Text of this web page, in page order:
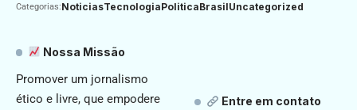
Categorias:NoticiasTecnologiaPoliticaBrasilUncategorized
Nossa Missão
Promover um jornalismo
ético e livre, que empodere
Entre em contato